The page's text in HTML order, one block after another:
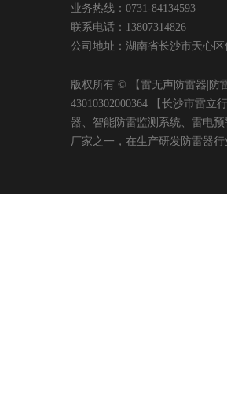
业务热线：0731-84134593
联系电话：13807314826
公司地址：湖南省长沙市天心
版权所有 © 【雷无声防雷器|防
43010302000364 【长沙市雷
器、智能防雷监测系统、雷电
厂家之一，在生产研发防雷器行